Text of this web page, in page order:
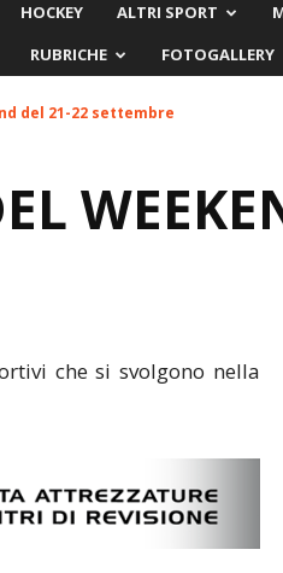
HOCKEY ALTRI SPORT
RUBRICHE FOTOGALLERY
del 21-22 settembre
che si svolgono nella